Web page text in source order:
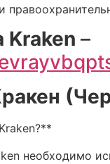
Kraken –
необходимо